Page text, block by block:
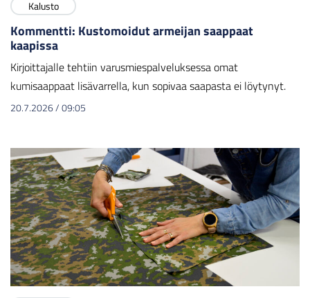
Kalusto
Kommentti: Kustomoidut armeijan saappaat
kaapissa
Kirjoittajalle tehtiin varusmiespalveluksessa omat
kumisaappaat lisävarrella, kun sopivaa saapasta ei löytynyt.
20.7.2026/09:05